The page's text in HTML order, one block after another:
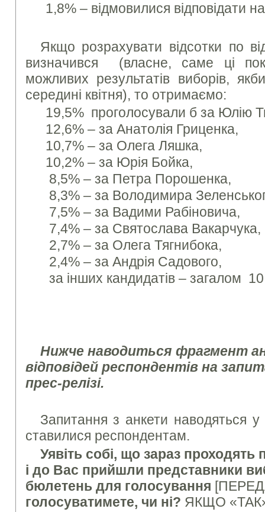
1,8% – відмовилися відповідати
Якщо розрахувати відсотки по
визначився (власне, саме ці
можливих результатів виборів,
середині квітня), то отримаємо:
19,5% проголосували б за Юлію
12,6% – за Анатолія Гриценка,
10,7% – за Олега Ляшка,
10,2% – за Юрія Бойка,
8,5% – за Петра Порошенка,
8,3% – за Володимира
7,5% – за Вадими Рабіновича,
7,4% – за Святослава Вакарчука,
2,7% – за Олега Тягнибока,
2,4% – за Андрія Садового,
за інших кандидатів – загалом
Нижче наводиться фрагмент
відповідей респондентів на
прес-релізі.
Запитання з анкети наводяться
ставилися респондентам.
Уявіть собі, що зараз проходять
і до Вас прийшли представники
бюлетень для голосування
голосуватимете, чи ні? ЯКЩО